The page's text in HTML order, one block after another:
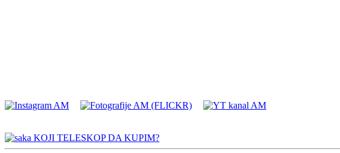
KOJI TELESKOP DA KUPIM?